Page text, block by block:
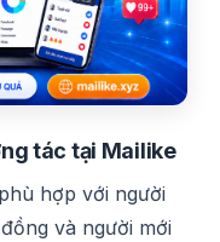
tác tại Mailike
hợp với người
và người mới